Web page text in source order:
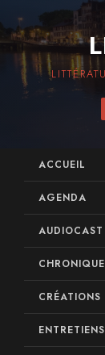
ACCUEIL
AGENDA
CRÉATIONS
ENTRETIENS